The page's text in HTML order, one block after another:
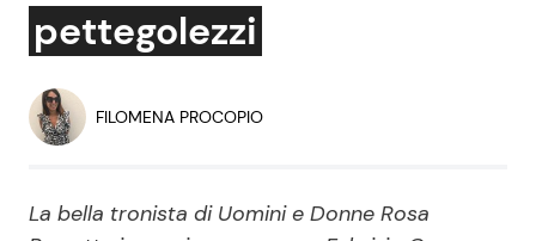
Dal Mondo
Economia
Persone Scomparse
Politica Reality e Talent
pettegolezzi
FILOMENA PROCOPIO
La bella tronista di Uomini e Donne Rosa